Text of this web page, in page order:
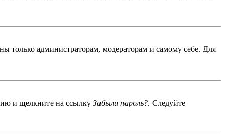
только администраторам, модераторам и самому себе. Для
и щелкните на ссылку Забыли пароль?. Следуйте